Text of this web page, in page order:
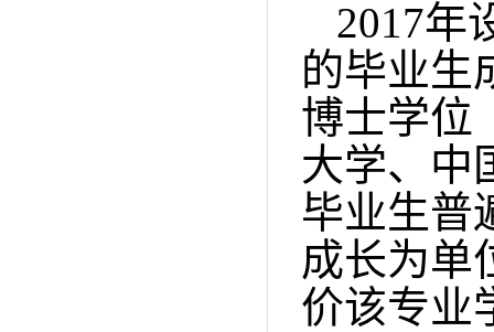
2017年
的毕业生
博士学位
大学、中
毕业生普
成长为单
价该专业